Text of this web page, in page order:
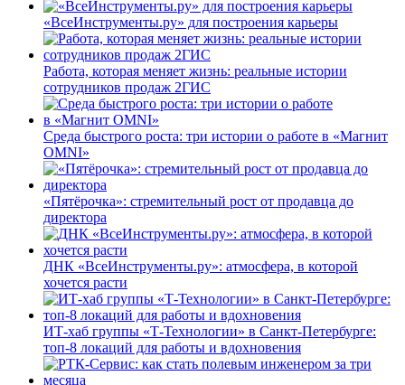
«ВсеИнструменты.ру» для построения карьеры
Работа, которая меняет жизнь: реальные истории
сотрудников продаж 2ГИС
Среда быстрого роста: три истории о работе в «Магнит
OMNI»
«Пятёрочка»: стремительный рост от продавца до
директора
ДНК «ВсеИнструменты.ру»: атмосфера, в которой
хочется расти
ИТ-хаб группы «Т-Технологии» в Санкт-Петербурге:
топ-8 локаций для работы и вдохновения